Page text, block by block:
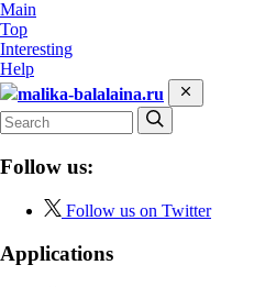
Main
Top
Interesting
Help
malika-balalaina.ru
Follow us:
Follow us on Twitter
Applications